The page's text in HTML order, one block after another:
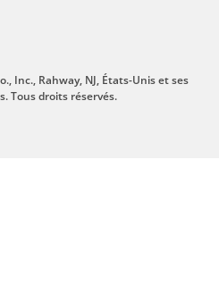
Inc., Rahway, NJ, États-Unis et ses
Tous droits réservés.